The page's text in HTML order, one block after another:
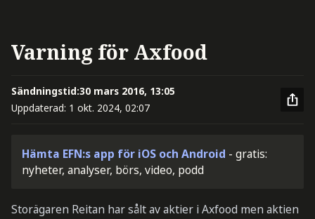
Varning för Axfood
Sändningstid:30 mars 2016, 13:05
Uppdaterad: 1 okt. 2024, 02:07
Hämta EFN:s app för iOS och Android - gratis:
nyheter, analyser, börs, video, podd
Storägaren Reitan har sålt av aktier i Axfood men aktien